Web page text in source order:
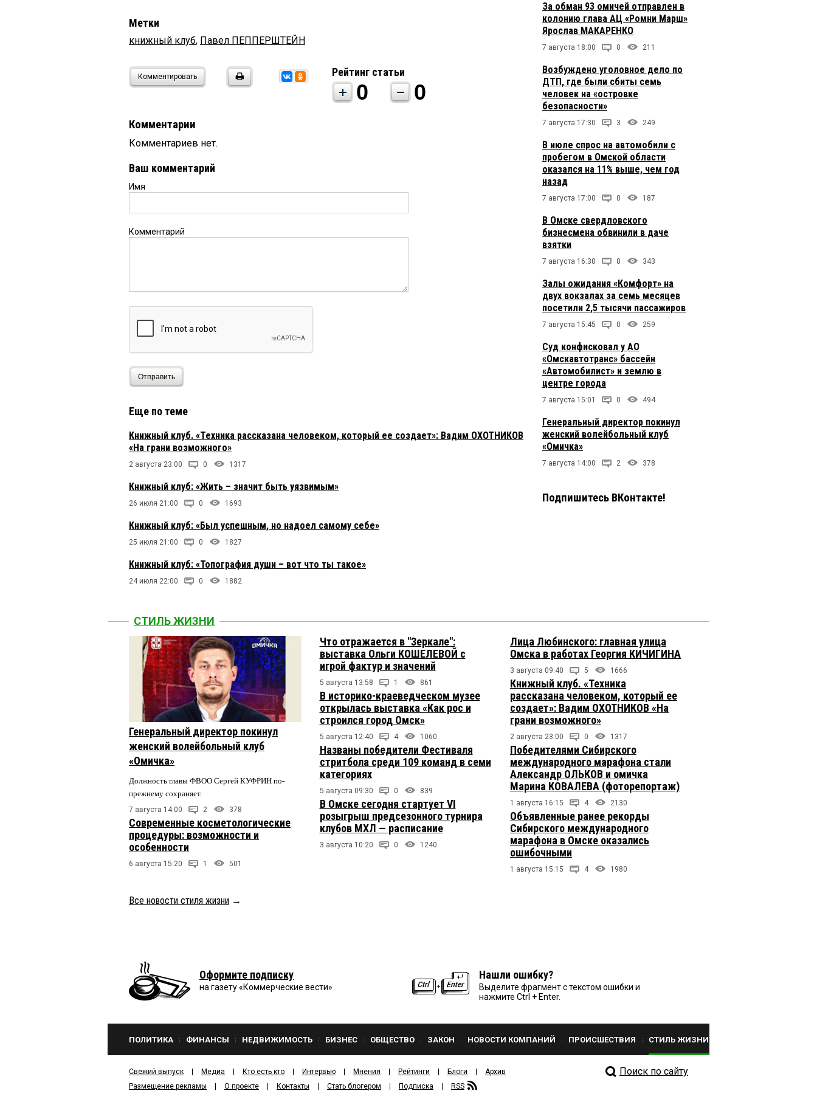
Метки
книжный клуб, Павел ПЕППЕРШТЕЙН
Комментировать Рейтинг статьи
0 0
Комментарии
Комментариев нет.
Ваш комментарий
Имя
Комментарий
Отправить
Еще по теме
Книжный клуб. «Техника рассказана человеком, который ее создает»: Вадим ОХОТНИКОВ
«На грани возможного»
2 августа 23:00 0 1317
Книжный клуб: «Жить – значит быть уязвимым»
26 июля 21:00 0 1693
Книжный клуб: «Был успешным, но надоел самому себе»
25 июля 21:00 0 1827
Книжный клуб: «Топография души – вот что ты такое»
24 июля 22:00 0 1882
За обман 93 омичей отправлен в
колонию глава АЦ «Ромни Марш»
Ярослав МАКАРЕНКО
7 августа 18:00 0 211
Возбуждено уголовное дело по
ДТП, где были сбиты семь
человек на «островке
безопасности»
7 августа 17:30 3 249
В июле спрос на автомобили с
пробегом в Омской области
оказался на 11% выше, чем год
назад
7 августа 17:00 0 187
В Омске свердловского
бизнесмена обвинили в даче
взятки
7 августа 16:30 0 343
Залы ожидания «Комфорт» на
двух вокзалах за семь месяцев
посетили 2,5 тысячи пассажиров
7 августа 15:45 0 259
Суд конфисковал у АО
«Омскавтотранс» бассейн
«Автомобилист» и землю в
центре города
7 августа 15:01 0 494
Генеральный директор покинул
женский волейбольный клуб
«Омичка»
7 августа 14:00 2 378
Подпишитесь ВКонтакте!
СТИЛЬ ЖИЗНИ
Генеральный директор покинул
женский волейбольный клуб
«Омичка»
Должность главы ФВОО Сергей КУФРИН по-
прежнему сохраняет.
7 августа 14:00 2 378
Современные косметологические
процедуры: возможности и
особенности
6 августа 15:20 1 501
Что отражается в "Зеркале":
выставка Ольги КОШЕЛЕВОЙ с
игрой фактур и значений
5 августа 13:58 1 861
В историко-краеведческом музее
открылась выставка «Как рос и
строился город Омск»
5 августа 12:40 4 1060
Названы победители Фестиваля
стритбола среди 109 команд в семи
категориях
5 августа 09:30 0 839
В Омске сегодня стартует VI
розыгрыш предсезонного турнира
клубов МХЛ — расписание
3 августа 10:20 0 1240
Лица Любинского: главная улица
Омска в работах Георгия КИЧИГИНА
3 августа 09:40 5 1666
Книжный клуб. «Техника
рассказана человеком, который ее
создает»: Вадим ОХОТНИКОВ «На
грани возможного»
2 августа 23:00 0 1317
Победителями Сибирского
международного марафона стали
Александр ОЛЬКОВ и омичка
Марина КОВАЛЕВА (фоторепортаж)
1 августа 16:15 4 2130
Объявленные ранее рекорды
Сибирского международного
марафона в Омске оказались
ошибочными
1 августа 15:15 4 1980
Все новости стиля жизни →
Оформите подписку
на газету «Коммерческие вести»
Нашли ошибку?
Выделите фрагмент с текстом ошибки и
нажмите Ctrl + Enter.
ПОЛИТИКА ФИНАНСЫ НЕДВИЖИМОСТЬ БИЗНЕС ОБЩЕСТВО ЗАКОН НОВОСТИ КОМПАНИЙ ПРОИСШЕСТВИЯ СТИЛЬ ЖИЗНИ
Свежий выпуск Медиа Кто есть кто Интервью Мнения Рейтинги Блоги
Архив
Размещение рекламы
О проекте Контакты Стать блогером Подписка RSS
Поиск по сайту